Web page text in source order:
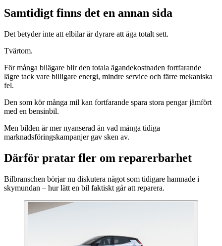
Samtidigt finns det en annan sida
Det betyder inte att elbilar är dyrare att äga totalt sett.
Tvärtom.
För många bilägare blir den totala ägandekostnaden fortfarande
lägre tack vare billigare energi, mindre service och färre mekaniska
fel.
Den som kör många mil kan fortfarande spara stora pengar jämfört
med en bensinbil.
Men bilden är mer nyanserad än vad många tidiga
marknadsföringskampanjer gav sken av.
Därför pratar fler om reparerbarhet
Bilbranschen börjar nu diskutera något som tidigare hamnade i
skymundan – hur lätt en bil faktiskt går att reparera.